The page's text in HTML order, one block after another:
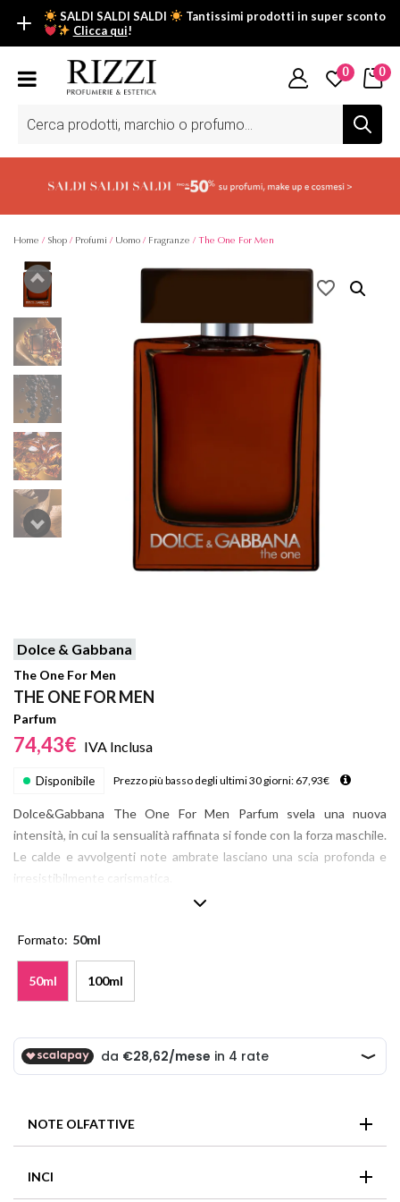
SALDI SALDI SALDI
Tantissimi prodotti in super sconto
Clicca qui!
SALDI SALDI SALDI
Fino al -50% su tantissimi prodotti beauty nella sezione saldi: il
Scopri tutti i prodotti in super saldo!Clicca qui
prodotti
0 0
Home / Shop / Profumi / Uomo / Fragranze / The One For Men
Dolce & Gabbana
The One For Men
THE ONE FOR MEN
Parfum
74,43€ IVA Inclusa
Disponibile Prezzo più basso degli ultimi 30 giorni: 67,93€
Dolce&Gabbana The One For Men Parfum svela una nuova
intensità, in cui la sensualità raffinata si fonde con la forza maschile.
Le calde e avvolgenti note ambrate lasciano una scia profonda e
irresistibilmente carismatica.
Formato 50ml
50ml 100ml
NOTE OLFATTIVE
Testa: Pepe nero
INCI